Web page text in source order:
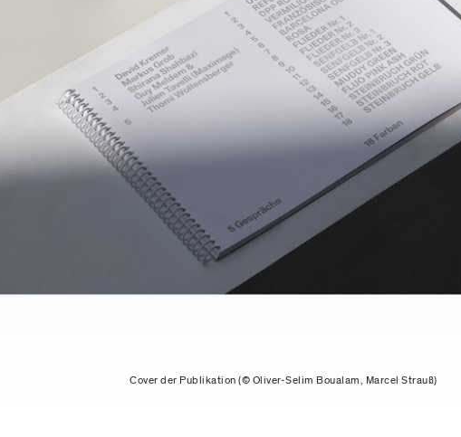
Cover der Publikation (© Oliver-Selim Boualam, Marcel Strauß)